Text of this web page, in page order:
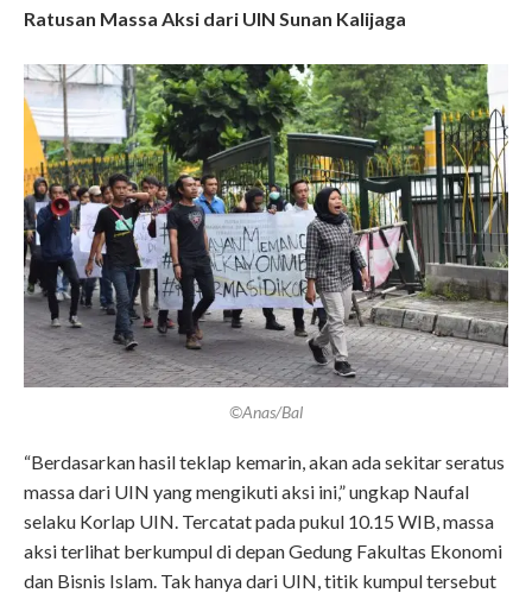
Ratusan Massa Aksi dari UIN Sunan Kalijaga
©Anas/Bal
“Berdasarkan hasil teklap kemarin, akan ada sekitar seratus
massa dari UIN yang mengikuti aksi ini,” ungkap Naufal
selaku Korlap UIN. Tercatat pada pukul 10.15 WIB, massa
aksi terlihat berkumpul di depan Gedung Fakultas Ekonomi
dan Bisnis Islam. Tak hanya dari UIN, titik kumpul tersebut